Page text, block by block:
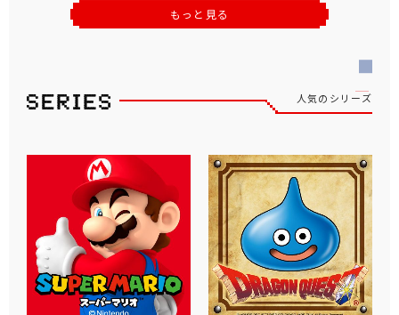
もっと見る
人気のシリーズ